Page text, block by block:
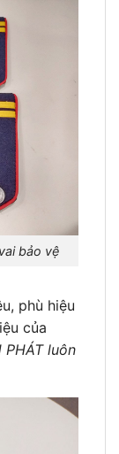
vệ
phù hiệu
của
luôn